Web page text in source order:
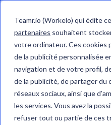
Teamr.io (Workelo) qui édite
partenaires souhaitent
votre ordinateur. Ces cookies
de la publicité personnalisée
navigation et de votre profil,
de la publicité, de partager du
réseaux sociaux, ainsi que
les services. Vous avez la
refuser tout ou partie de ces
GUIDE